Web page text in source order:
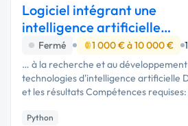
Logiciel intégrant une
intelligence artificielle
générative
Fermé 1 000 € à 10 000 €
… à la recherche et au
technologies d'intelligence artificielle
et les résultats Compétences
programmation avec un langage tel
Java, ou Julia …
Python